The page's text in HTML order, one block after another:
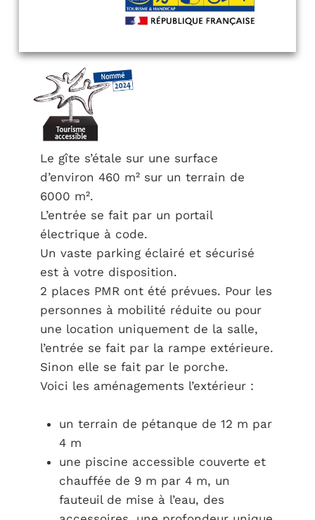
Le gîte s’étale sur une surface
d’environ 460 m² sur un terrain de
6000 m².
L’entrée se fait par un portail
électrique à code.
Un vaste parking éclairé et sécurisé
est à votre disposition.
2 places PMR ont été prévues. Pour les
personnes à mobilité réduite ou pour
une location uniquement de la salle,
l’entrée se fait par la rampe extérieure.
Sinon elle se fait par le porche.
Voici les aménagements l’extérieur :
un terrain de pétanque de 12 m par
4 m
une piscine accessible couverte et
chauffée de 9 m par 4 m, un
fauteuil de mise à l’eau, des